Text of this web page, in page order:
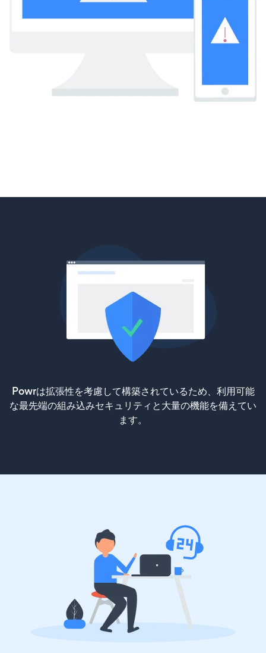
Powrは拡張性を考慮して構築されているため、利用可能
な最先端の組み込みセキュリティと大量の機能を備えてい
ます。